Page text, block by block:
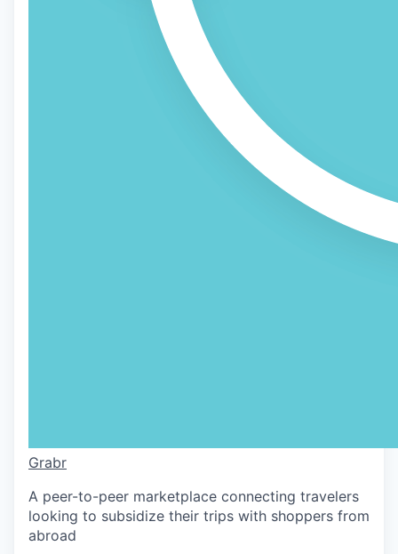
Grabr
A peer-to-peer marketplace connecting travelers
looking to subsidize their trips with shoppers from
abroad